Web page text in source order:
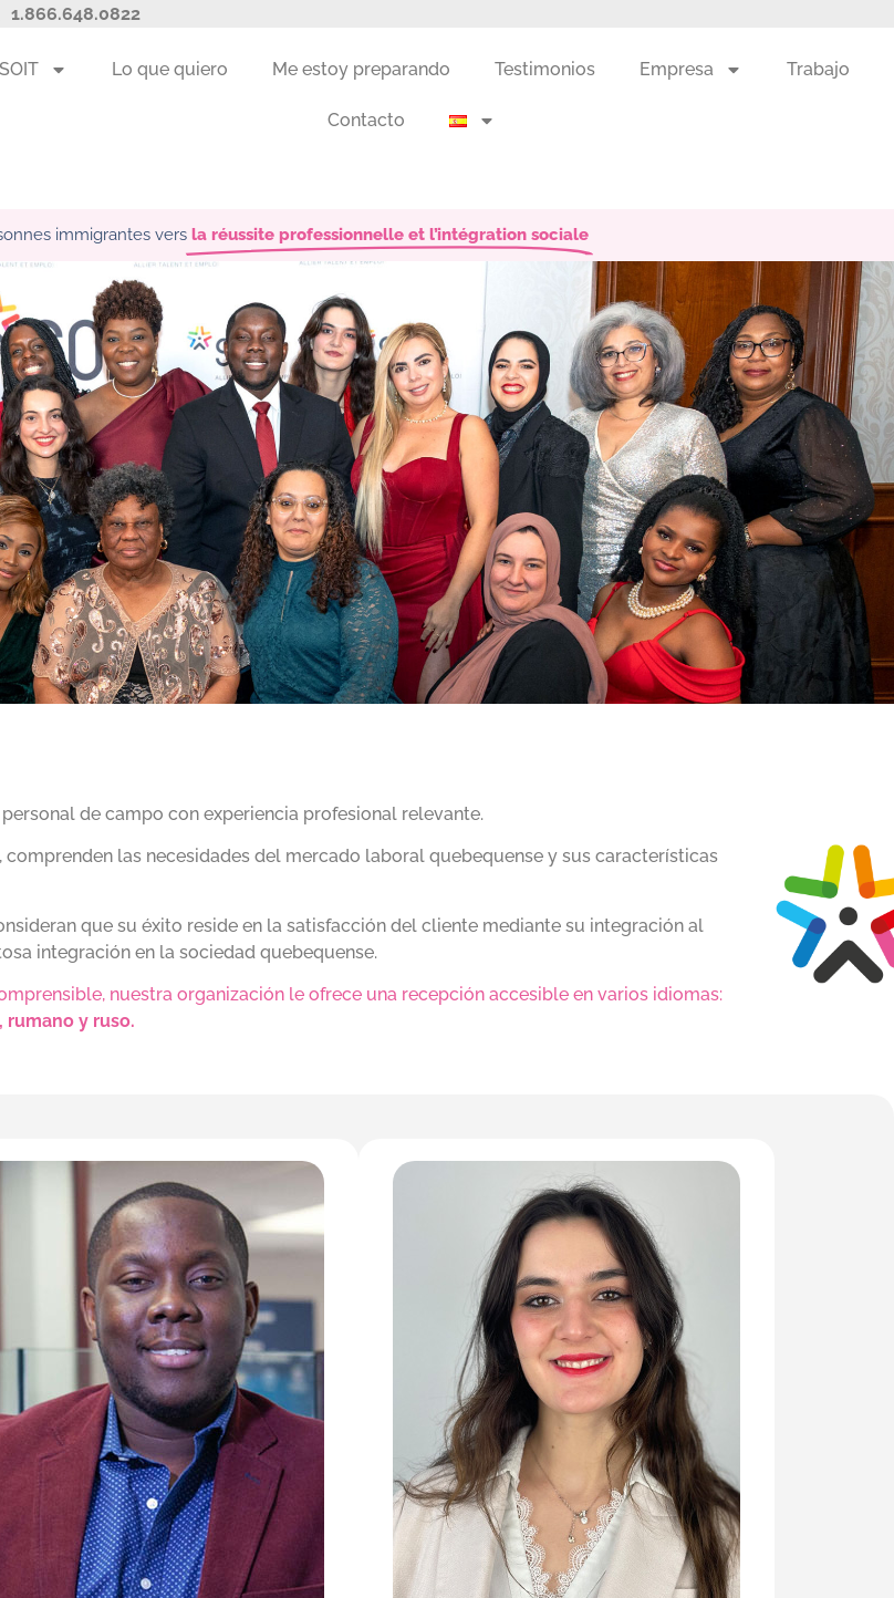
1.866.648.0822
Lo que quiero Me estoy preparando Testimonios Empresa Trabajo
Contacto
immigrantes vers la réussite professionnelle et l’intégration sociale
de campo con experiencia profesional relevante.
las necesidades del mercado laboral quebequense y sus características
que su éxito reside en la satisfacción del cliente mediante su integración al
integración en la sociedad quebequense.
nuestra organización le ofrece una recepción accesible en varios idiomas:
rumano y ruso.